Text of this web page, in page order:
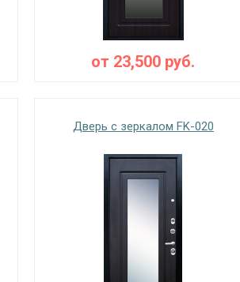
от 23,500 руб.
Дверь с зеркалом FK-020